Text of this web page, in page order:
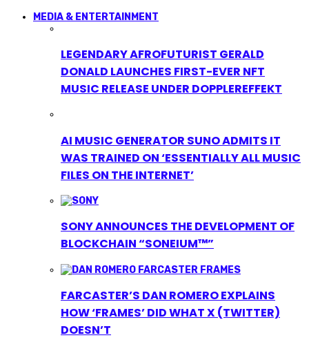
MEDIA & ENTERTAINMENT
LEGENDARY AFROFUTURIST GERALD
DONALD LAUNCHES FIRST-EVER NFT
MUSIC RELEASE UNDER DOPPLEREFFEKT
AI MUSIC GENERATOR SUNO ADMITS IT
WAS TRAINED ON ‘ESSENTIALLY ALL MUSIC
FILES ON THE INTERNET’
SONY ANNOUNCES THE DEVELOPMENT OF
BLOCKCHAIN “SONEIUM™”
FARCASTER’S DAN ROMERO EXPLAINS
HOW ‘FRAMES’ DID WHAT X (TWITTER)
DOESN’T